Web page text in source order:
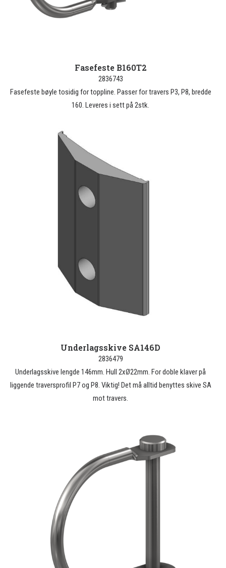
Fasefeste B160T2
2836743
Fasefeste bøyle tosidig for toppline. Passer for travers P3, P8, bredde
160. Leveres i sett på 2stk.
Underlagsskive SA146D
2836479
Underlagsskive lengde 146mm. Hull 2xØ22mm. For doble klaver på
liggende traversprofil P7 og P8. Viktig! Det må alltid benyttes skive SA
mot travers.